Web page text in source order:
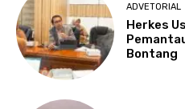
ADVETORIAL
Herkes
Bontang